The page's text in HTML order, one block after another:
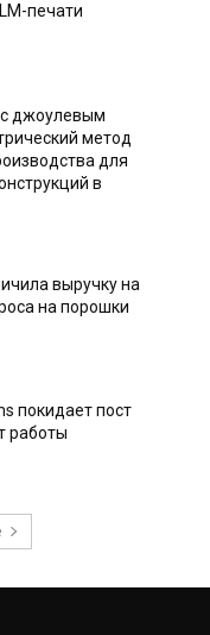
печати
джоулевым
метод
для
в
выручку на
на порошки
покидает пост
работы